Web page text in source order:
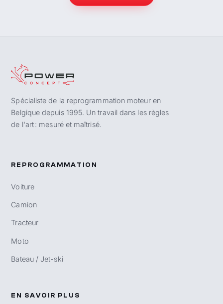
Spécialiste de la reprogrammation moteur en
Belgique depuis 1995. Un travail dans les règles
de l'art : mesuré et maîtrisé.
REPROGRAMMATION
Voiture
Camion
Tracteur
Moto
Bateau / Jet-ski
EN SAVOIR PLUS